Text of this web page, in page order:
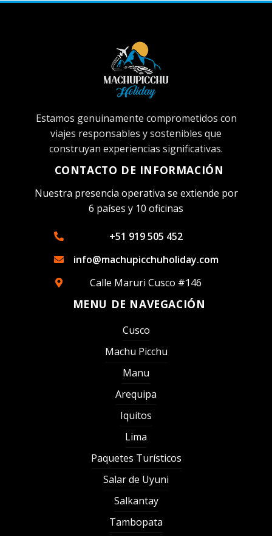
Estamos genuinamente comprometidos con
viajes responsables y sostenibles que
construyan experiencias significativas.
CONTACTO DE INFORMACIÓN
Nuestra presencia operativa se extiende por
6 países y 10 oficinas
+51 919 505 452
info@machupicchuholiday.com
Calle Maruri Cusco #146
MENU DE NAVEGACIÓN
Cusco
Machu Picchu
Manu
Arequipa
Iquitos
Lima
Paquetes Turísticos
Salar de Uyuni
Salkantay
Tambopata